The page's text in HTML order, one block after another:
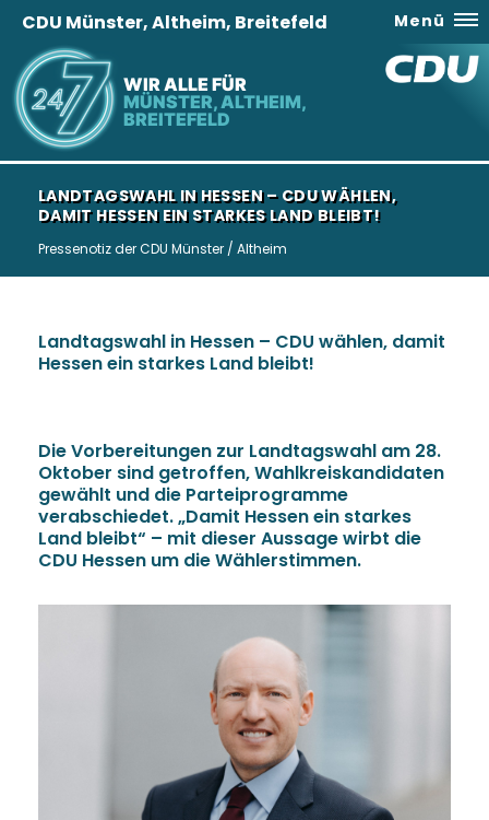
WIR ALLE FÜR
MÜNSTER, ALTHEIM,
BREITEFELD
CDU Münster, Altheim, Breitefeld Menü
LANDTAGSWAHL IN HESSEN – CDU WÄHLEN,
DAMIT HESSEN EIN STARKES LAND BLEIBT!
Pressenotiz der CDU Münster / Altheim
Landtagswahl in Hessen – CDU wählen, damit
Hessen ein starkes Land bleibt!
Die Vorbereitungen zur Landtagswahl am 28.
Oktober sind getroffen, Wahlkreiskandidaten
gewählt und die Parteiprogramme
verabschiedet. „Damit Hessen ein starkes
Land bleibt“ – mit dieser Aussage wirbt die
CDU Hessen um die Wählerstimmen.